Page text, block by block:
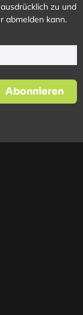
zu und
abmelden kann.
Abonnieren